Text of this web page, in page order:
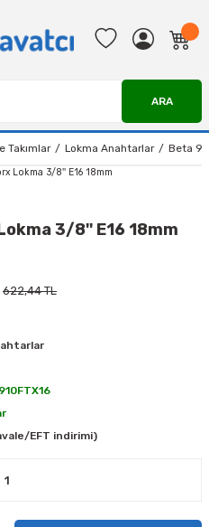
ARA
Takımlar Lokma Anahtarlar Beta
3/8'' E16 18mm
622,44 TL
EFT indirimi)